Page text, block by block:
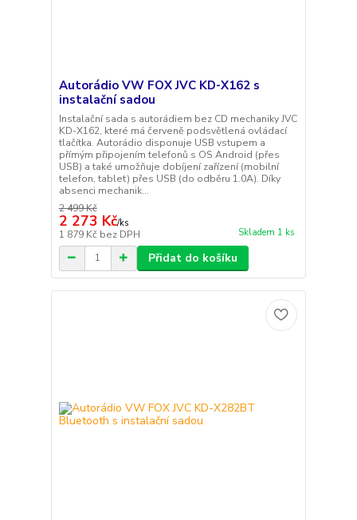
Autorádio VW FOX JVC KD-X162 s
instalační sadou
Instalační sada s autorádiem bez CD mechaniky JVC
KD-X162, které má červeně podsvětlená ovládací
tlačítka. Autorádio disponuje USB vstupem a
přímým připojením telefonů s OS Android (přes
USB) a také umožňuje dobíjení zařízení (mobilní
telefon, tablet) přes USB (do odběru 1.0A). Díky
absenci mechanik...
2 499 Kč
2 273 Kč/ks
1 879 Kč bez DPH Skladem 1 ks
Přidat do košíku